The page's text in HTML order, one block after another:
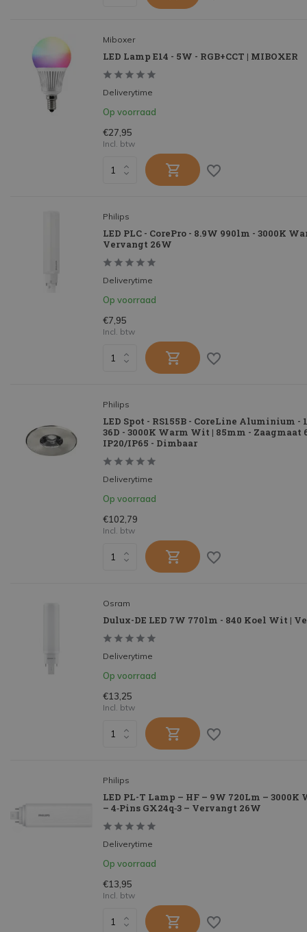
Miboxer
LED Lamp E14 - 5W - RGB+CCT | MIBOXER
Deliverytime
Op voorraad
€27,95
Incl. btw
Philips
LED PLC - CorePro - 8.9W 990lm - 3000K
Vervangt 26W
Deliverytime
Op voorraad
€7,95
Incl. btw
Philips
LED Spot - RS155B - CoreLine Aluminium -
36D - 3000K Warm Wit | 85mm - Zaagmaat
IP20/IP65 - Dimbaar
Deliverytime
Op voorraad
€102,79
Incl. btw
Osram
Dulux-DE LED 7W 770lm - 840 Koel Wit |
Deliverytime
Op voorraad
€13,25
Incl. btw
Philips
LED PL-T Lamp – HF – 9W 720Lm – 3000K
– 4‑Pins GX24q‑3 – Vervangt 26W
Deliverytime
Op voorraad
€13,95
Incl. btw